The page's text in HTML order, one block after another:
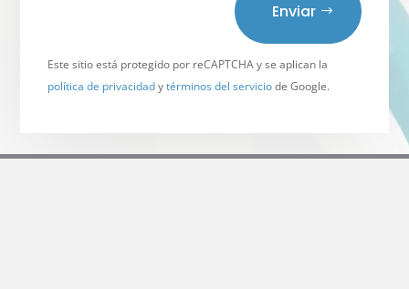
Enviar
Este sitio está protegido por reCAPTCHA y se aplican la
política de privacidadytérminos del serviciode Google.